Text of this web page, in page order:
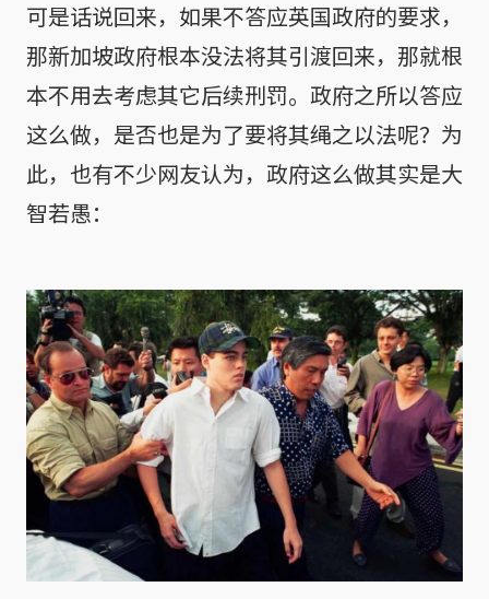
可是话说回来，如果不答应英国政府的要求，
那新加坡政府根本没法将其引渡回来，那就根
本不用去考虑其它后续刑罚。政府之所以答应
这么做，是否也是为了要将其绳之以法呢？为
此，也有不少网友认为，政府这么做其实是大
智若愚：